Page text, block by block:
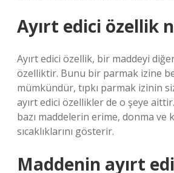
Ayırt edici özellik
Ayırt edici özellik, bir maddeyi
özelliktir. Bunu bir parmak izine
mümkündür, tıpkı parmak izinin
ayırt edici özellikler de o şeye
bazı maddelerin erime, donma ve
sıcaklıklarını gösterir.
Maddenin ayırt